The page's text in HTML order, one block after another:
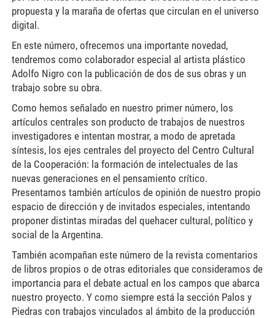
propuesta y la maraña de ofertas que circulan en el universo
digital.
En este número, ofrecemos una importante novedad,
tendremos como colaborador especial al artista plástico
Adolfo Nigro con la publicación de dos de sus obras y un
trabajo sobre su obra.
Como hemos señalado en nuestro primer número, los
artículos centrales son producto de trabajos de nuestros
investigadores e intentan mostrar, a modo de apretada
síntesis, los ejes centrales del proyecto del Centro Cultural
de la Cooperación: la formación de intelectuales de las
nuevas generaciones en el pensamiento crítico.
Presentamos también artículos de opinión de nuestro propio
espacio de dirección y de invitados especiales, intentando
proponer distintas miradas del quehacer cultural, político y
social de la Argentina.
También acompañan este número de la revista comentarios
de libros propios o de otras editoriales que consideramos de
importancia para el debate actual en los campos que abarca
nuestro proyecto. Y como siempre está la sección Palos y
Piedras con trabajos vinculados al ámbito de la producción